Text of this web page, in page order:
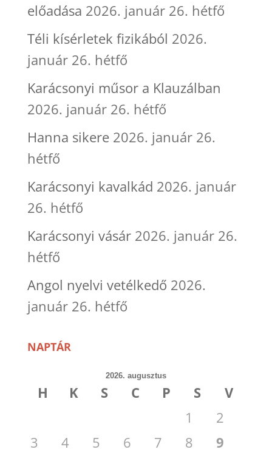
előadása 2026. január 26. hétfő
Téli kísérletek fizikából 2026.
január 26. hétfő
Karácsonyi műsor a Klauzálban
2026. január 26. hétfő
Hanna sikere 2026. január 26.
hétfő
Karácsonyi kavalkád 2026. január
26. hétfő
Karácsonyi vásár 2026. január 26.
hétfő
Angol nyelvi vetélkedő 2026.
január 26. hétfő
NAPTÁR
2026. augusztus
H K S C P S
V
1
2
3
4 5 6 7 8
9